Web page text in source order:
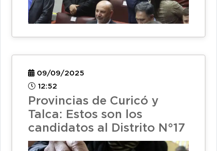
09/09/2025
12:52
Provincias de Curicó y
Talca: Estos son los
candidatos al Distrito N°17